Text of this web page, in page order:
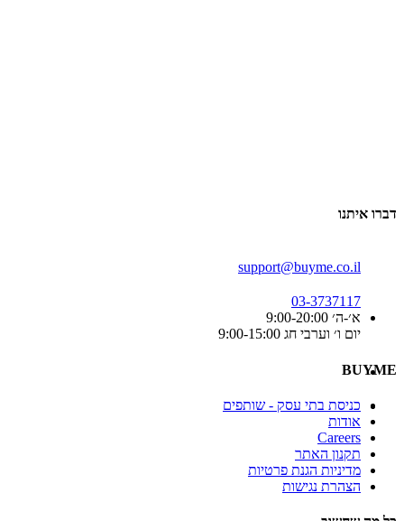
דברו איתנו
support@buyme.co.il
03-3737117
א׳-ה׳ 9:00-20:00
יום ו׳ וערבי חג 9:00-15:00
BUYME
כניסת בתי עסק - שותפים
אודות
Careers
תקנון האתר
מדיניות הגנת פרטיות
הצהרת נגישות